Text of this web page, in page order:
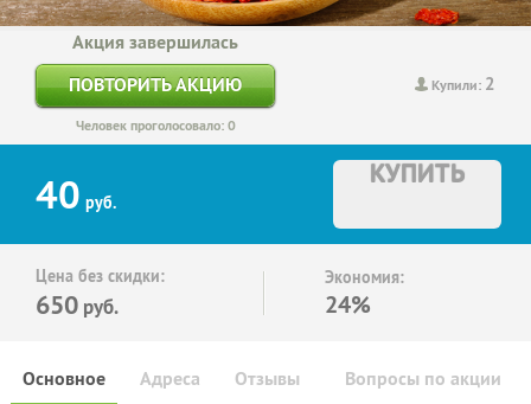
Купили: 2
Акция завершилась
ПОВТОРИТЬ АКЦИЮ
Человек проголосовало: 0
40 руб.
КУПИТЬ
Цена без скидки:
650 руб.
Экономия:
24%
Основное Отзывы Вопросы по акции
Адреса